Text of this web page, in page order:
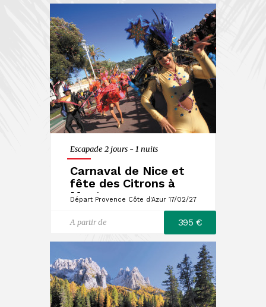
Escapade 2 jours - 1 nuits
Carnaval de Nice et
fête des Citrons à
Menton
Départ Provence Côte d'Azur 17/02/27
A partir de 395 €